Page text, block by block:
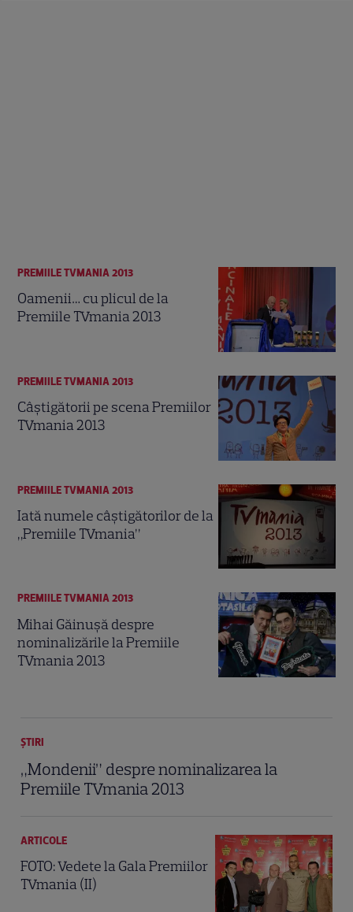
PREMIILE TVMANIA 2013
Oamenii… cu plicul de la
Premiile TVmania 2013
PREMIILE TVMANIA 2013
Câştigătorii pe scena Premiilor
TVmania 2013
PREMIILE TVMANIA 2013
Iată numele câştigătorilor de la
„Premiile TVmania”
PREMIILE TVMANIA 2013
Mihai Găinuşă despre
nominalizările la Premiile
TVmania 2013
ȘTIRI
„Mondenii” despre nominalizarea la
Premiile TVmania 2013
ARTICOLE
FOTO: Vedete la Gala Premiilor
TVmania (II)